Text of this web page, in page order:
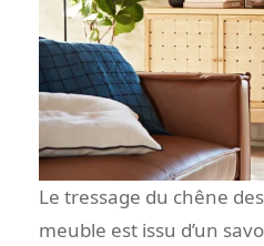
Le tressage du chêne
meuble est issu d’un